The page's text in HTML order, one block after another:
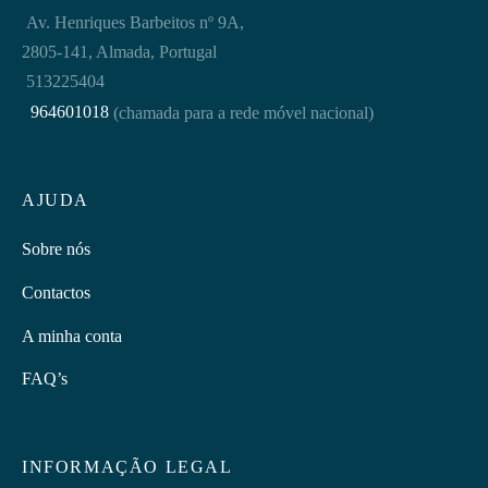
AJUDA
Sobre nós
Contactos
A minha conta
FAQ’s
INFORMAÇÃO LEGAL
Av. Henriques Barbeitos nº 9A,
2805-141, Almada, Portugal
513225404
964601018 (chamada para a rede móvel nacional)